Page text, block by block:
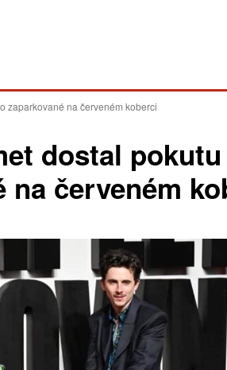
zaparkované na červeném koberci
dostal
na červeném